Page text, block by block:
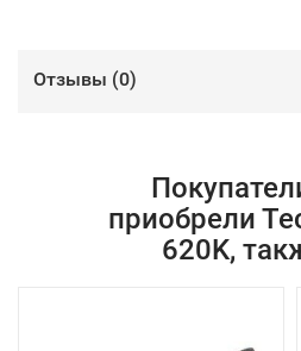
Отзывы (0)
приобрели
620K,